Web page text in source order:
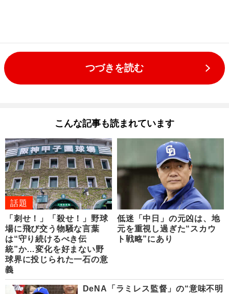
つづきを読む
こんな記事も読まれています
話題
「刺せ！」「殺せ！」野球
場に飛び交う物騒な言葉
は“守り続けるべき伝
統”か…変化を好まない野
球界に投じられた一石の意
義
低迷「中日」の元凶は、地
元を重視し過ぎた“スカウ
ト戦略”にあり
DeNA「ラミレス監督」の“意味不明